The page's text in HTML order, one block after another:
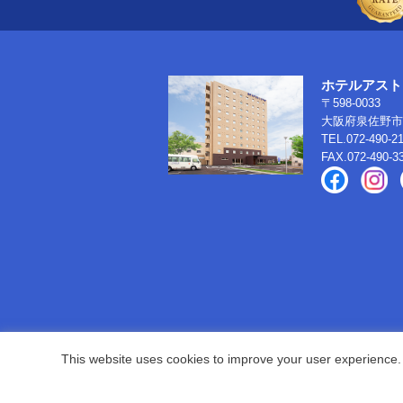
ホテルアス
〒598-0033
大阪府泉佐野
TEL.072-490-
FAX.072-490-
This website uses cookies to improve your user